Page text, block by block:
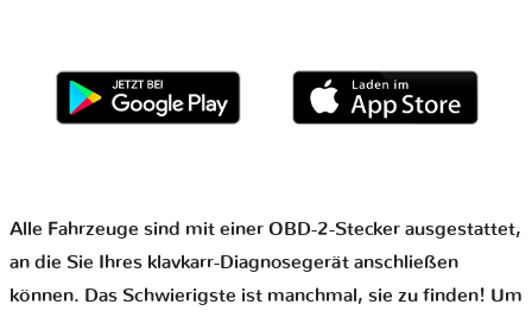
Alle Fahrzeuge sind mit einer OBD-2-Stecker ausgestattet,
an die Sie Ihres klavkarr-Diagnosegerät anschließen
können. Das Schwierigste ist manchmal, sie zu finden! Um